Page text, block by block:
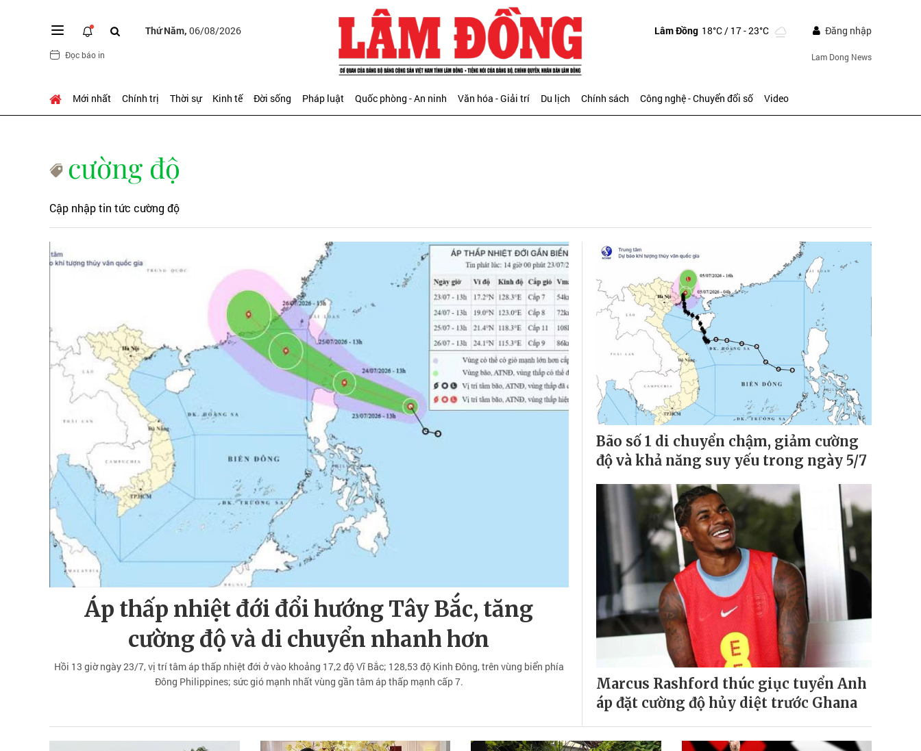
Thứ Năm, 06/08/2026
Đọc báo in
Lâm Đồng 18°C/ 17 - 23°C Đăng nhập
Lam Dong News
Mới nhất Chính trị Thời sự Kinh tế Đời sống Pháp luật Quốc phòng - An ninh Văn hóa - Giải trí Du lịch Chính sách Công nghệ - Chuyển đổi số Video
cường độ
Cập nhập tin tức cường độ
Áp thấp nhiệt đới đổi hướng Tây Bắc, tăng
cường độ và di chuyển nhanh hơn
Hồi 13 giờ ngày 23/7, vị trí tâm áp thấp nhiệt đới ở vào khoảng 17,2 độ Vĩ Bắc; 128,53 độ Kinh Đông, trên vùng biển phía
Đông Philippines; sức gió mạnh nhất vùng gần tâm áp thấp mạnh cấp 7.
Bão số 1 di chuyển chậm, giảm cường
độ và khả năng suy yếu trong ngày 5/7
Marcus Rashford thúc giục tuyển Anh
áp đặt cường độ hủy diệt trước Ghana